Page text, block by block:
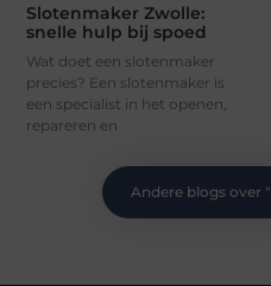
Slotenmaker Zwolle:
snelle hulp bij spoed
Wat doet een slotenmaker
precies? Een slotenmaker is
een specialist in het openen,
repareren en
Andere blogs over "